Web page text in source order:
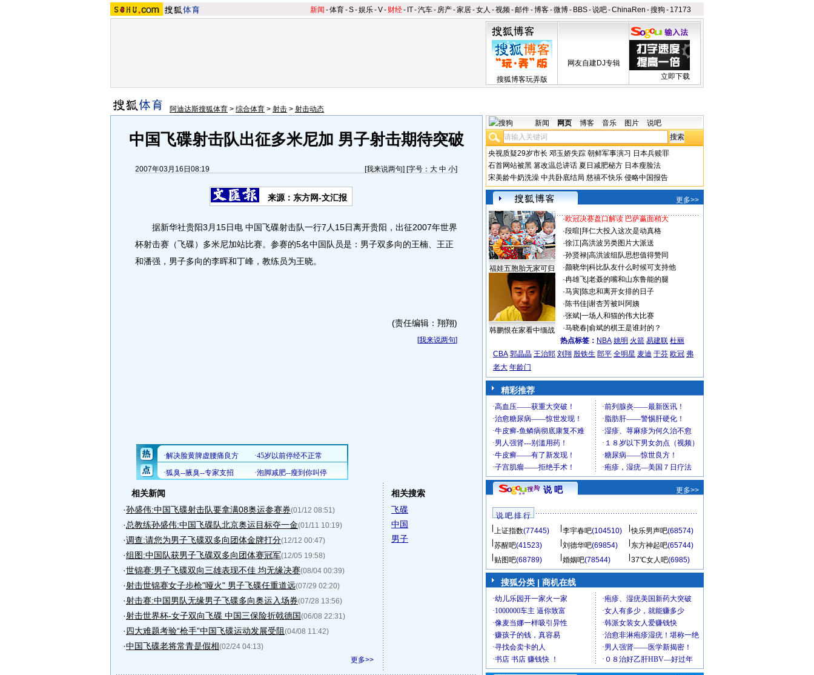
新闻 -体育-S-娱乐-V- 财经- IT-汽车- 房产-家居-女人 -视频-邮件-博客-微博- BBS-说吧-ChinaRen -搜狗 - 17173
搜狐博客玩弄版
网友自建DJ专辑
立即下载
阿迪达斯搜狐体育 > 综合体育 > 射击 > 射击动态
中国飞碟射击队出征多米尼加 男子射击期待突破
2007年03月16日08:19 [我来说两句] [字号： 大 中 小]
来源：东方网-文汇报
据新华社贵阳3月15日电 中国飞碟射击队一行7人15日离开贵阳，出征2007年世界
杯射击赛（飞碟）多米尼加站比赛。参赛的5名中国队员是：男子双多向的王楠、王正
和潘强，男子多向的李晖和丁峰，教练员为王晓。
(责任编辑：翔翔)
[我来说两句]
相关新闻
·孙盛伟:中国飞碟射击队要拿满08奥运参赛券(01/12 08:51)
·总教练孙盛伟:中国飞碟队北京奥运目标夺一金(01/11 10:19)
·调查:请您为男子飞碟双多向团体金牌打分(12/12 00:47)
·组图:中国队获男子飞碟双多向团体赛冠军(12/05 19:58)
·世锦赛:男子飞碟双向三雄表现不佳 均无缘决赛(08/04 00:39)
·射击世锦赛女子步枪"哑火" 男子飞碟任重道远(07/29 02:20)
·射击赛:中国男队无缘男子飞碟多向奥运入场券(07/28 13:56)
·射击世界杯-女子双向飞碟 中国三保险折戟德国(06/08 22:31)
·四大难题考验“枪手”中国飞碟运动发展受阻(04/08 11:42)
·中国飞碟老将常青是假相(02/24 04:13)
更多>>
相关搜索
飞碟
中国
男子
新闻 网页 博客 音乐 图片 说吧
央视质疑29岁市长 邓玉娇失踪 朝鲜军事演习 日本兵赎罪
石首网站被黑 篡改温总讲话 夏日减肥秘方 日本瘦脸法
宋美龄牛奶洗澡 中共卧底结局 慈禧不快乐 侵略中国报告
更多>>
福娃五胞胎无家可归
韩鹏恨在家看中缅战
·欧冠决赛盘口解读 巴萨赢面稍大
·段暄 拜仁大投入这次是动真格
·徐江| 高洪波另类图片大派送
·孙贤禄| 高洪波组队思想值得赞同
·颜晓华| 科比队友什么时候可支持他
·冉雄飞| 老聂的嘴和山东鲁能的腿
·马寅| 陈忠和离开女排的日子
·陈书佳| 谢杏芳被叫阿姨
·张斌| 一场人和猫的伟大比赛
·马晓春| 俞斌的棋王是谁封的？
热点标签： NBA 姚明 火箭 易建联 杜丽
CBA 郭晶晶 王治郅 刘翔 殷铁生 郎平 全明星 麦迪 于芬 欧冠 弗
老大 年龄门
精彩推荐
说 吧 更多>>
说 吧 排 行
上证指数(77445) 李宇春吧(104510) 快乐男声吧(68574)
苏醒吧(41523) 刘德华吧(69854) 东方神起吧(65744)
贴图吧(68789) 婚姻吧(78544) 37℃女人吧(6985)
搜狐分类 | 商机在线